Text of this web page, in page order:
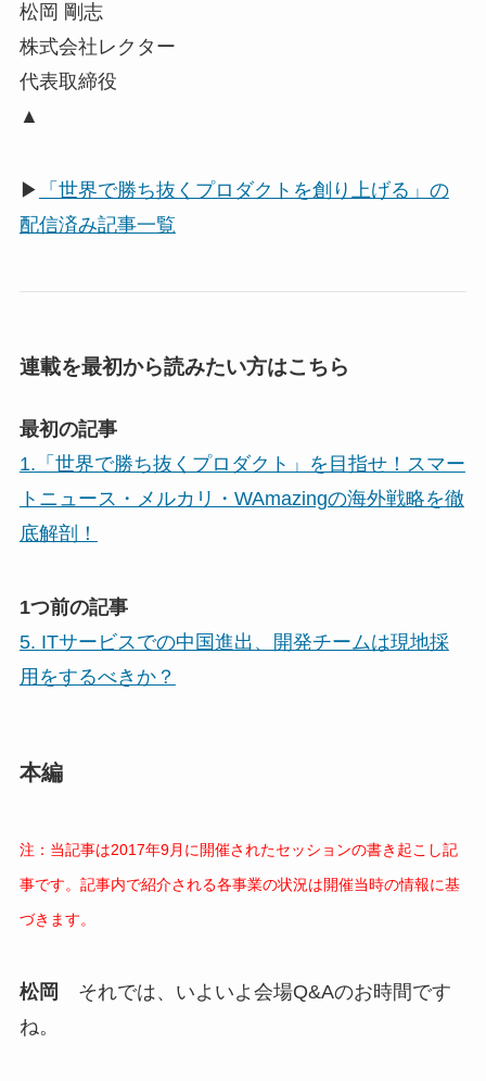
松岡 剛志
株式会社レクター
代表取締役
▲
▶
「世界で勝ち抜くプロダクトを創り上げる」の
配信済み記事一覧
連載を最初から読みたい方はこちら
最初の記事
1.「世界で勝ち抜くプロダクト」を目指せ！スマー
トニュース・メルカリ・WAmazingの海外戦略を徹
底解剖！
1つ前の記事
5. ITサービスでの中国進出、開発チームは現地採
用をするべきか？
本編
注：当記事は2017年9月に開催されたセッションの書き起こし記
事です。記事内で紹介される各事業の状況は開催当時の情報に基
づきます。
松岡
それでは、いよいよ会場Q&Aのお時間です
ね。